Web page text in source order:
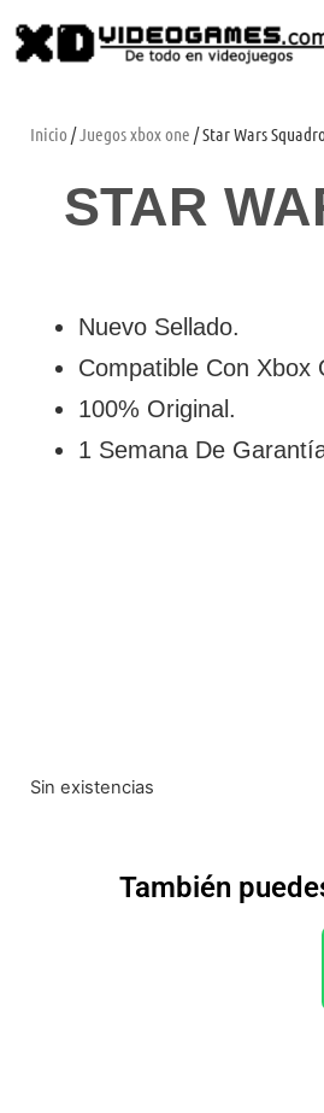
Inicio /Juegos xbox one / Star Wars
STAR
Nuevo Sellado.
Compatible Con Xbox
100% Original.
1 Semana De
Sin existencias
También